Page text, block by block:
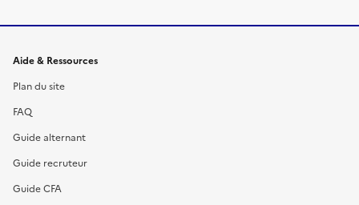
Informations et liens du site
Aide & Ressources
Plan du site
FAQ
Guide alternant
Guide recruteur
Guide CFA